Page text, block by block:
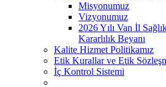
Misyonumuz
Vizyonumuz
2026 Yılı Van İl
Kararlılık Beyanı
Kalite Hizmet Politikamız
Etik Kurallar ve Etik
İç Kontrol Sistemi